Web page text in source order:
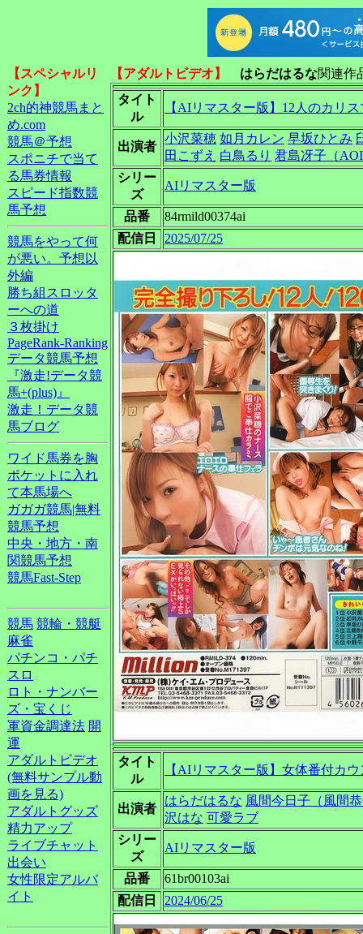
【スペシャルリ
ンク】
2ch的神競馬まと
め.com
競馬＠予想
スポニチで当て
る馬券情報
スピード指数競
馬予想
競馬をやって何
が悪い。予想以
外編
勝ち組スロッタ
ーへの道
３枚掛け
PageRank-Ranking
データ競馬予想
『激走!データ競
馬+(plus)』
激走！データ競
馬ブログ
ワイド馬券を胸
ポケットに入れ
て本馬場へ
ガガガ競馬|無料
競馬予想
中央・地方・南
関競馬予想
競馬Fast-Step
競馬 競輪・競艇
麻雀
パチンコ・パチ
スロ
ロト・ナンバー
ズ・宝くじ
軍資金調達法 開
運
アダルトビデオ
(無料サンプル動
画を見る)
アダルトグッズ
精力アップ
ライブチャット
出会い
女性限定アルバ
イト
【アダルトビデオ】 はらだはるな関連作
タイト
ル
【AIリマスター版】12人のカリ
出演者
小沢菜穂 如月カレン 早坂ひとみ
田こずえ 白鳥るり 君島冴子（
シリー
ズ
AIリマスター版
品番
84rmild00374ai
配信日
2025/07/25
タイト
ル
【AIリマスター版】女体番付カ
出演者
はらだはるな 風間今日子（風間
沢はな 可愛ラブ
シリー
ズ
AIリマスター版
品番
61br00103ai
配信日
2024/06/25